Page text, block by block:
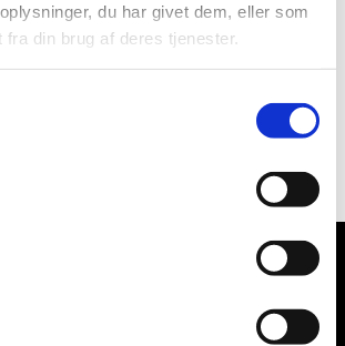
du har givet dem, eller som
fra din brug af deres tjenester.
også kunne lide...